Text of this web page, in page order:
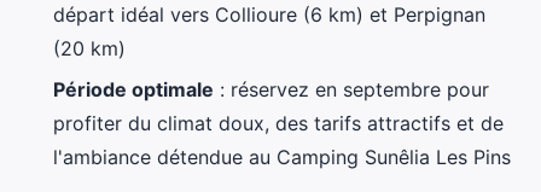
départ idéal vers Collioure (6 km) et Perpignan
(20 km)
Période optimale : réservez en septembre pour
profiter du climat doux, des tarifs attractifs et de
l'ambiance détendue au Camping Sunêlia Les Pins